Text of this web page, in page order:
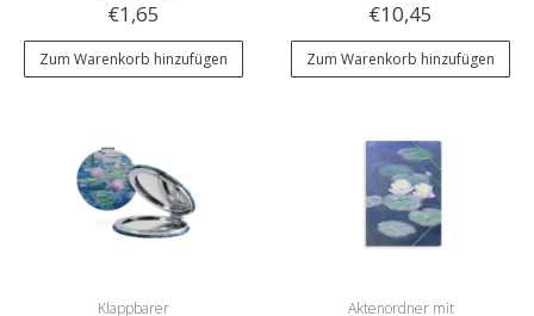
€1,65
Zum Warenkorb hinzufügen
Abendlicht
€10,45
Zum Warenkorb hinzufügen
Klappbarer
Aktenordner mit